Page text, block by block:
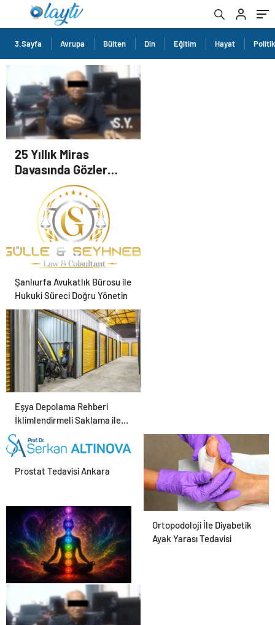
3.Sayfa Avrupa Bülten Din Eğitim Hayat
25 Yıllık Miras
Davasında Gözler
Temmuz Ayındaki
Karar Duruşmasına
Çevrildi
Şanlıurfa Avukatlık Bürosu ile
Hukuki Süreci Doğru Yönetin
Eşya Depolama Rehberi
İklimlendirmeli Saklama ile
Güvenli Kullanım
Prostat Tedavisi Ankara
Ortopodoloji İle Diyabetik
Ayak Yarası Tedavisi
Zihnin Gizemli Sınırları ve
Ötesi : Nasılnedir.com